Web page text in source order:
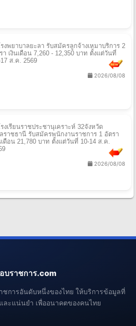
งพยาบาลยะลา รับสมัครลูกจ้างเหมาบริการ 2
า เงินเดือน 7,260 - 12,350 บาท ตั้งแต่วันที่
17 ส.ค. 2569
2026/08/08
งเรียนราชประชานุเคราะห์ 32จังหวัด
ราชธานี รับสมัครพนักงานราชการ 1 อัตรา
เดือน 21,780 บาท ตั้งแต่วันที่ 10-14 ส.ค.
2026/08/08
บราชการ.com
ชการอันดับหนึ่งของไทย ให้บริการข้อมูลที่
ละแน่นยำ เพื่ออนาคตของคนไทย